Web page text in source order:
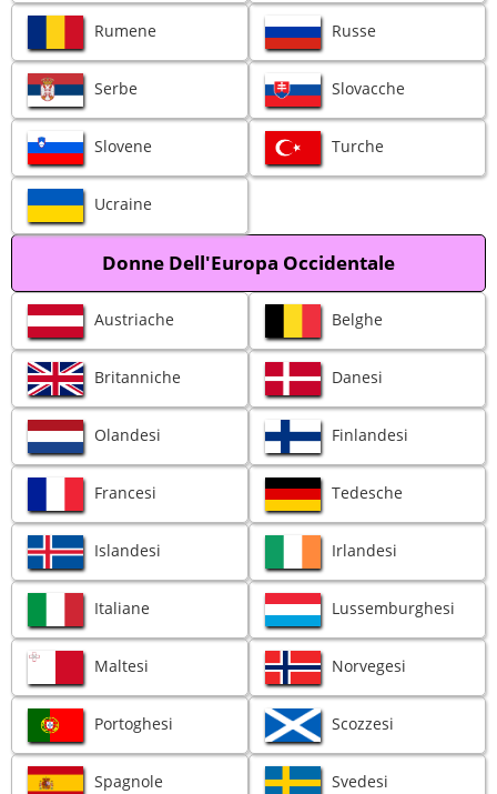
Rumene Russe
Serbe Slovacche
Slovene Turche
Ucraine
Donne Dell'Europa Occidentale
Austriache Belghe
Britanniche Danesi
Olandesi Finlandesi
Francesi Tedesche
Islandesi Irlandesi
Italiane Lussemburghesi
Maltesi Norvegesi
Portoghesi Scozzesi
Spagnole Svedesi